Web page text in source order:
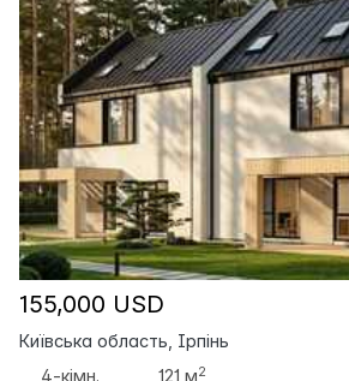
155,000 USD
Київська область, Ірпінь
4-кімн.
121 м2